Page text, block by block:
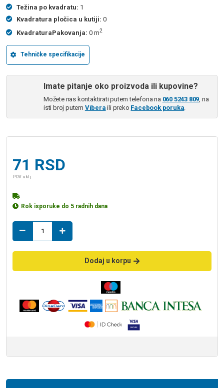
Težina po kvadratu: 1
Kvadratura pločica u kutiji: 0
KvadraturaPakovanja: 0 m2
Tehničke specifikacije
Imate pitanje oko proizvoda ili kupovine?
Možete nas kontaktirati putem telefona na 060 5243 809 , na
isti broj putem Vibera ili preko Facebook poruka
71 RSD
PDV uklj.
Rok isporuke do 5 radnih dana
AKRON
16mm
Dodaj u korpu